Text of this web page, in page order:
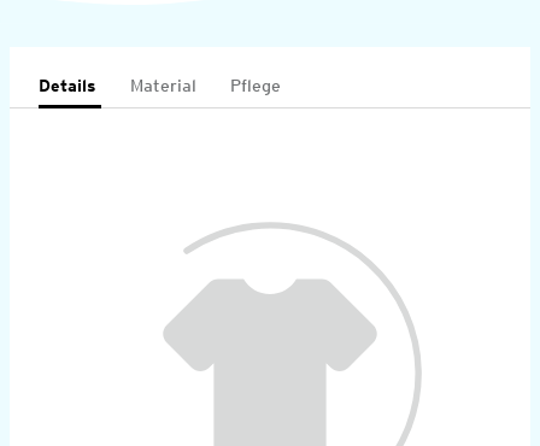
Details Material Pflege